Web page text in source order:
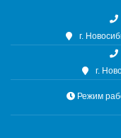
г.
г.
Режим